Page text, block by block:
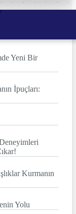
Yeni Bir
İpuçları:
Kurmanın
Yolu